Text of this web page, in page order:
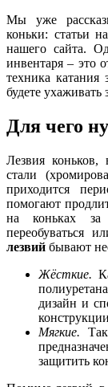
Мы уже
коньки: статьи
нашего сайта.
инвентаря – это
техника катания
будете ухаживать
Для чего
Лезвия коньков,
стали
приходится
помогают
на коньках за
переобуваться
лезвий бывают
Жёсткие.
дизайн и
Мягкие.
защитить